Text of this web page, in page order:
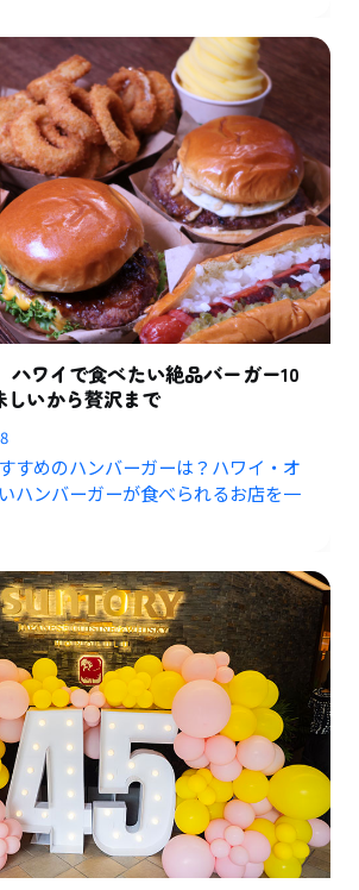
ハワイで食べたい絶品バーガー10
いから贅沢まで
すめのハンバーガーは？ハワイ・オ
ハンバーガーが食べられるお店を一